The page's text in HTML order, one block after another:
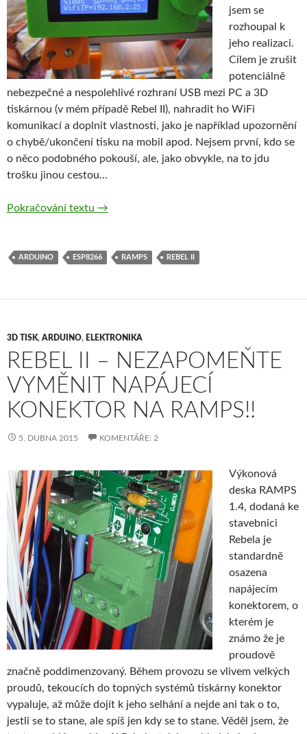
jsem se
rozhoupal k
jeho realizaci.
Cílem je zrušit
potenciálně
nebezpečné a nespolehlivé rozhraní USB mezi PC a 3D
tiskárnou (v mém případě Rebel II), nahradit ho WiFi
komunikací a doplnit vlastnosti, jako je například upozornění
o chybě/ukončení tisku na mobil apod. Nejsem první, kdo se
o něco podobného pokouší, ale, jako obvykle, na to jdu
trošku jinou cestou…
Pokračování textu RAMPS1.4 + WiFi = Rebel Wireless – část
→
ARDUINO ESP8266 RAMPS REBEL II
3D TISK, ARDUINO, ELEKTRONIKA
REBEL II – NEZAPOMEŇTE
VYMĚNIT NAPÁJECÍ
KONEKTOR NA RAMPS!!
5. DUBNA 2015 KOMENTÁŘE: 2
Výkonová
deska RAMPS
1.4, dodaná ke
stavebnici
Rebela je
standardně
osazena
napájecím
konektorem, o
kterém je
známo že je
proudově
značně poddimenzovaný. Během provozu se vlivem velkých
proudů, tekoucích do topných systémů tiskárny konektor
vypaluje, až může dojít k jeho selhání a nejde ani tak o to,
jestli se to stane, ale spíš jen kdy se to stane. Věděl jsem, že